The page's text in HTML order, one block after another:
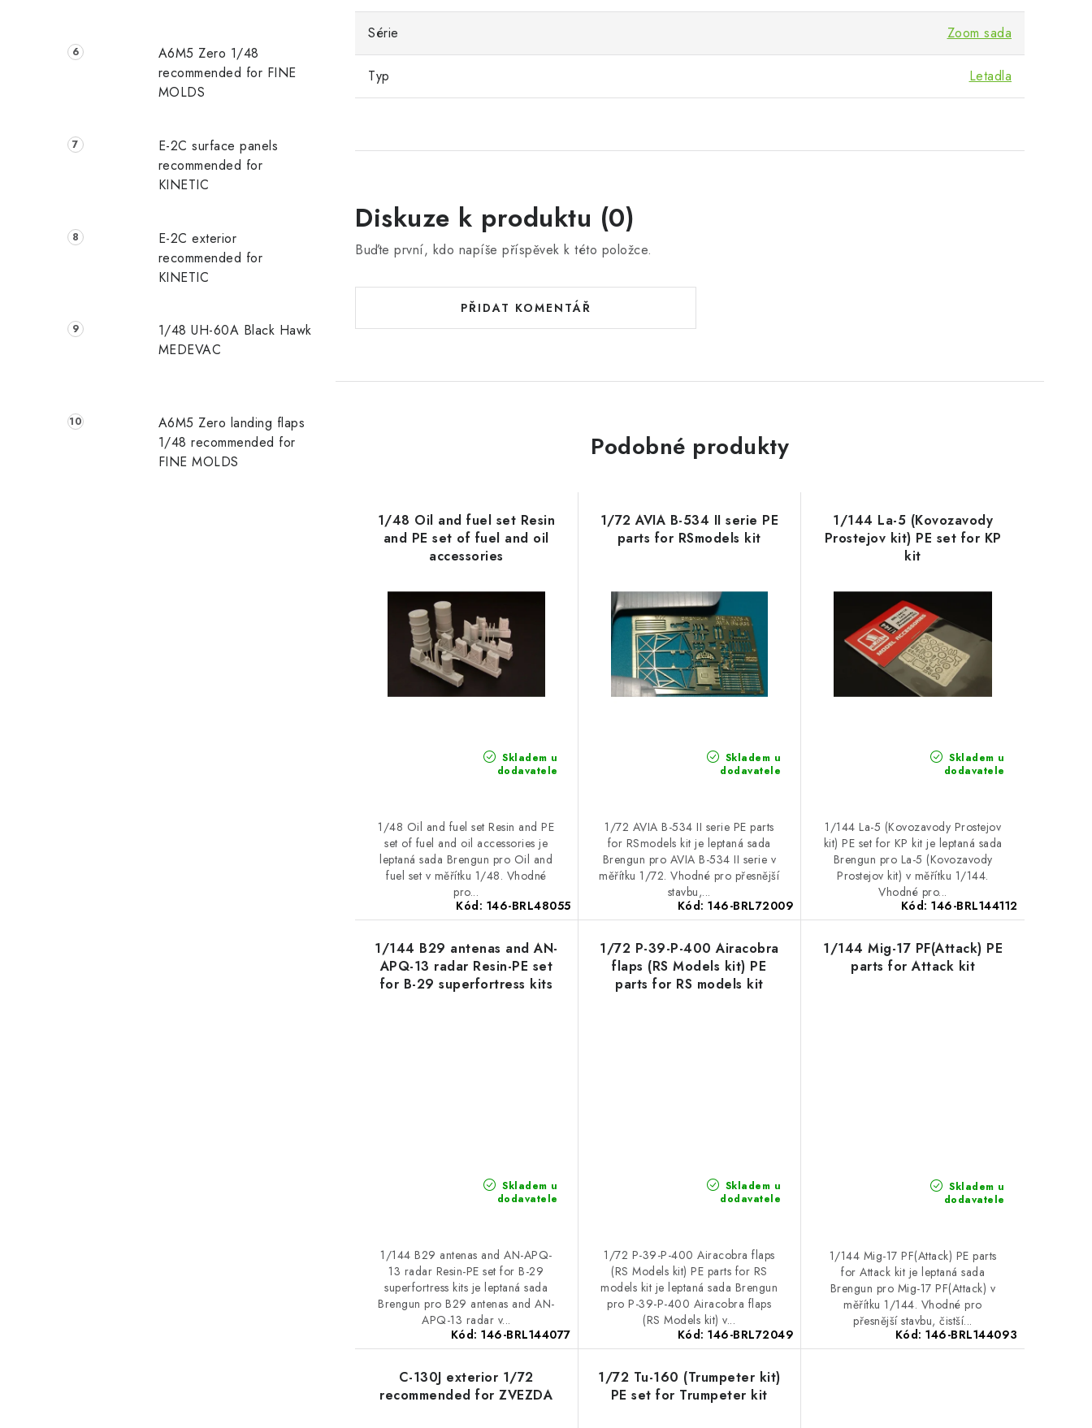
A6M5 Zero 1/48
recommended for FINE
MOLDS
E-2C surface panels
recommended for
KINETIC
E-2C exterior
recommended for
KINETIC
1/48 UH-60A Black Hawk
MEDEVAC
A6M5 Zero landing flaps
1/48 recommended for
FINE MOLDS
Série Zoom sada
Typ Letadla
Diskuze k produktu (0)
Buďte první, kdo napíše příspěvek k této položce.
PŘIDAT KOMENTÁŘ
Podobné produkty
1/48 Oil and fuel set Resin
and PE set of fuel and oil
accessories
Skladem u
dodavatele
1/48 Oil and fuel set Resin and PE
set of fuel and oil accessories je
leptaná sada Brengun pro Oil and
fuel set v měřítku 1/48. Vhodné
pro...
Kód: 146-BRL48055
1/72 AVIA B-534 II serie PE
parts for RSmodels kit
Skladem u
dodavatele
1/72 AVIA B-534 II serie PE parts
for RSmodels kit je leptaná sada
Brengun pro AVIA B-534 II serie v
měřítku 1/72. Vhodné pro přesnější
stavbu,...
Kód:146-BRL72009
1/144 La-5 (Kovozavody
Prostejov kit) PE set for KP
kit
Skladem u
dodavatele
1/144 La-5 (Kovozavody Prostejov
kit) PE set for KP kit je leptaná sada
Brengun pro La-5 (Kovozavody
Prostejov kit) v měřítku 1/144.
Vhodné pro...
Kód:146-BRL144112
1/144 B29 antenas and AN-
APQ-13 radar Resin-PE set
for B-29 superfortress kits
Skladem u
dodavatele
1/144 B29 antenas and AN-APQ-
13 radar Resin-PE set for B-29
superfortress kits je leptaná sada
Brengun pro B29 antenas and AN-
APQ-13 radar v...
Kód:146-BRL144077
1/72 P-39-P-400 Airacobra
flaps (RS Models kit) PE
parts for RS models kit
Skladem u
dodavatele
1/72 P-39-P-400 Airacobra flaps
(RS Models kit) PE parts for RS
models kit je leptaná sada Brengun
pro P-39-P-400 Airacobra flaps
(RS Models kit) v...
Kód:146-BRL72049
1/144 Mig-17 PF(Attack) PE
parts for Attack kit
Skladem u
dodavatele
1/144 Mig-17 PF(Attack) PE parts
for Attack kit je leptaná sada
Brengun pro Mig-17 PF(Attack) v
měřítku 1/144. Vhodné pro
přesnější stavbu, čistší...
Kód:146-BRL144093
C-130J exterior 1/72
recommended for ZVEZDA
1/72 Tu-160 (Trumpeter kit)
PE set for Trumpeter kit